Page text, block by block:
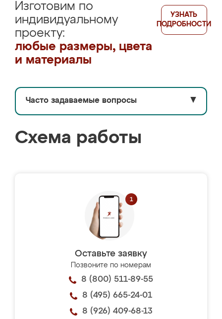
Изготовим по
индивидуальному
проекту:
любые размеры, цвета
и материалы
УЗНАТЬ
ПОДРОБНОСТИ
Часто задаваемые вопросы ▼
Схема работы
Оставьте заявку
Позвоните по номерам
8 (800) 511-89-55
8 (495) 665-24-01
8 (926) 409-68-13